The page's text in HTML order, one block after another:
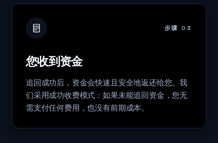
步骤 03
您收到资金
追回成功后，资金会快速且安全地返还给您。我
们采用成功收费模式：如果未能追回资金，您无
需支付任何费用，也没有前期成本。